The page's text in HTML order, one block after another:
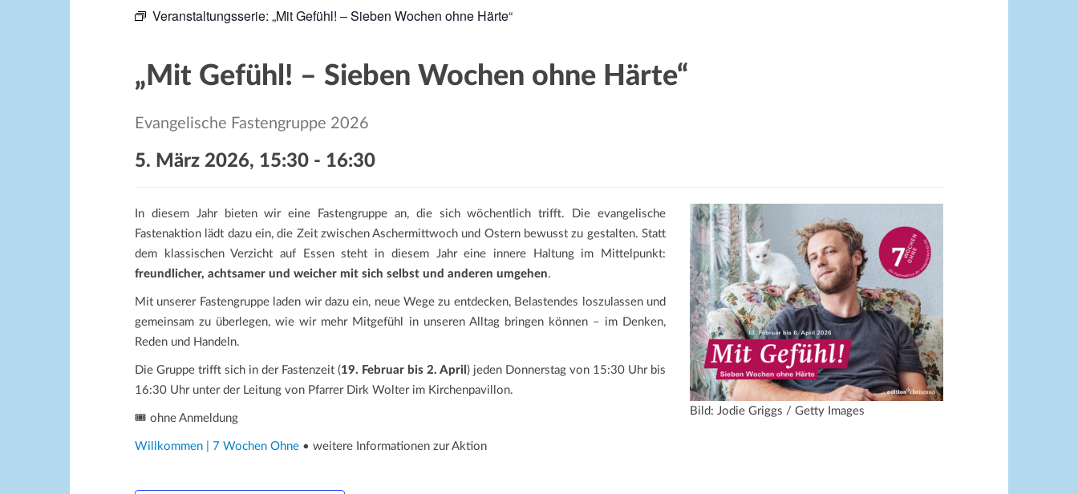
Veranstaltungsserie: „Mit Gefühl! – Sieben Wochen ohne Härte“
„Mit Gefühl! – Sieben Wochen ohne Härte“
Evangelische Fastengruppe 2026
5. März 2026, 15:30 - 16:30
In diesem Jahr bieten wir eine Fastengruppe an, die sich wöchentlich trifft. Die evangelische
Fastenaktion lädt dazu ein, die Zeit zwischen Aschermittwoch und Ostern bewusst zu gestalten. Statt
dem klassischen Verzicht auf Essen steht in diesem Jahr eine innere Haltung im Mittelpunkt:
freundlicher, achtsamer und weicher mit sich selbst und anderen umgehen.
Mit unserer Fastengruppe laden wir dazu ein, neue Wege zu entdecken, Belastendes loszulassen und
gemeinsam zu überlegen, wie wir mehr Mitgefühl in unseren Alltag bringen können – im Denken,
Reden und Handeln.
Die Gruppe trifft sich in der Fastenzeit (19. Februar bis 2. April ) jeden Donnerstag von 15:30 Uhr bis
16:30 Uhr unter der Leitung von Pfarrer Dirk Wolter im Kirchenpavillon.
🎟️ ohne Anmeldung
Willkommen | 7 Wochen Ohne • weitere Informationen zur Aktion
Bild: Jodie Griggs / Getty Images